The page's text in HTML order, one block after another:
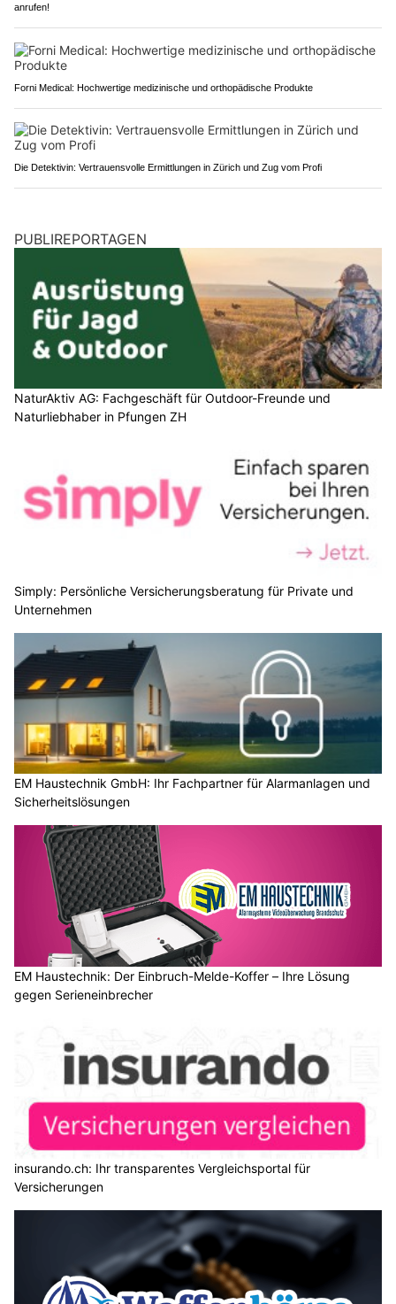
anrufen!
Forni Medical: Hochwertige medizinische und orthopädische Produkte
Die Detektivin: Vertrauensvolle Ermittlungen in Zürich und Zug vom Profi
PUBLIREPORTAGEN
NaturAktiv AG: Fachgeschäft für Outdoor-Freunde und
Naturliebhaber in Pfungen ZH
Simply: Persönliche Versicherungsberatung für Private und
Unternehmen
EM Haustechnik GmbH: Ihr Fachpartner für Alarmanlagen und
Sicherheitslösungen
EM Haustechnik: Der Einbruch-Melde-Koffer – Ihre Lösung
gegen Serieneinbrecher
insurando.ch: Ihr transparentes Vergleichsportal für
Versicherungen